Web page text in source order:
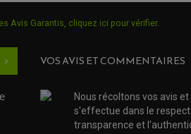
Avis Garantis, cliquez ici pour vérifier.
chevron_right VOS AVIS ET COMMENTAIRES
Nous récoltons vos avis
s'effectue dans le
transparence et